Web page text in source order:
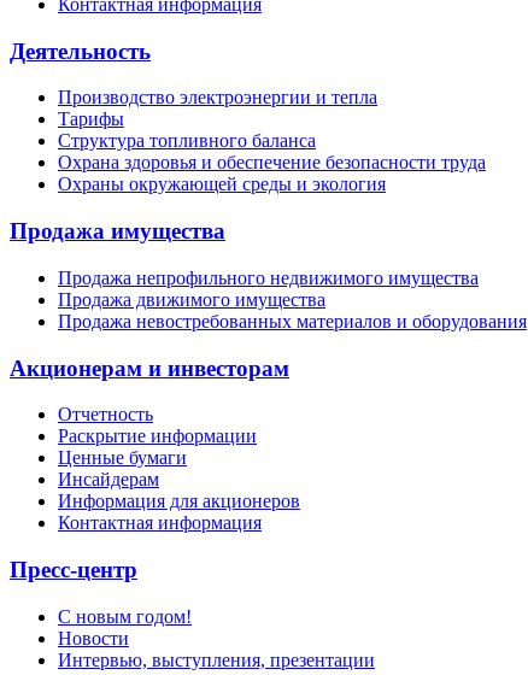
Контактная информация
Деятельность
Производство электроэнергии и тепла
Тарифы
Структура топливного баланса
Охрана здоровья и обеспечение безопасности труда
Охраны окружающей среды и экология
Продажа имущества
Продажа непрофильного недвижимого имущества
Продажа движимого имущества
Продажа невостребованных материалов и оборудования
Акционерам и инвесторам
Отчетность
Раскрытие информации
Ценные бумаги
Инсайдерам
Информация для акционеров
Контактная информация
Пресс-центр
С новым годом!
Новости
Интервью, выступления, презентации